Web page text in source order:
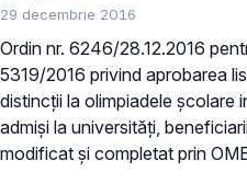
29 decembrie 2016
Ordin nr. 6246/28.12.2016
5319/2016 privind aprobarea
distincţii la olimpiadele şcolare
admiși la universități,
modificat și completat prin